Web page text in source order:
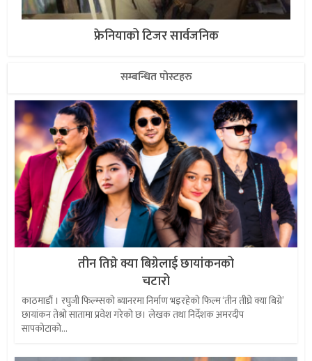
फ्रेनियाको टिजर सार्वजनिक
सम्बन्धित पोस्टहरु
तीन तिघ्रे क्या बिग्रेलाई छायांकनको
चटारो
काठमाडौं । रघुजी फिल्म्सको ब्यानरमा निर्माण भइरहेको फिल्म ‘तीन तीघ्रे क्या बिग्रे’
छायांकन तेश्रो सातामा प्रवेश गरेको छ। लेखक तथा निर्देशक अमरदीप
सापकोटाको...